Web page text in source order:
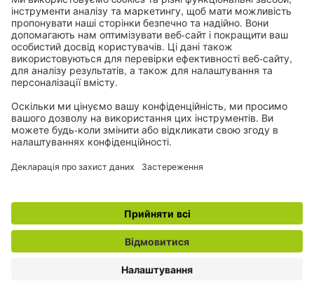
непрофесійність, ніж залишити
необробленою відкриту рану. Це
недотримання базової фізіологічної безпеки,
що рано чи пізно позначиться на здоров’ї
матері та дитини.
Коли я запитувала в чеських лікарнях, чи
мають вони власні інструкції щодо
спілкування з пацієнтами, виявилося, що
багато з них існують лише на папері, а
установи зберігають у теках чи в інтернеті
розроблені етичні кодекси медперсоналу та
кодекси прав пацієнтів і їхніх родичів, на
стінах висять «10 правил для комфорту
пацієнта», чимало працівників пройшли курс,